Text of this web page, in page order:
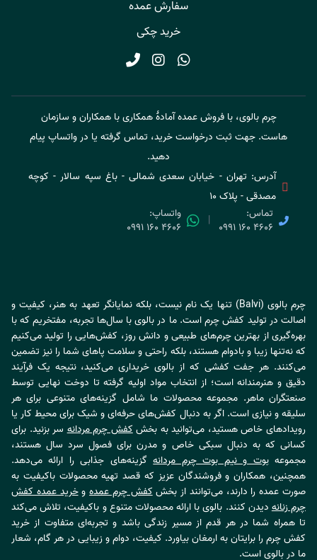
سفارش عمده
خرید چکی
چرم بالوی، با فروش عمده آمادۀ همکاری با همکاران و سازمان
هاست. جهت ثبت درخواست خرید، تماس گرفته یا در واتساپ پیام
دهید.
آدرس: تهران - خیابان سعدی شمالی - باغ سپه سالار - کوچه
مصدقی - پلاک ۱۰
تماس:
۰۹۹۱ ۱۶۰ ۴۶۰۶
|
واتساپ:
۰۹۹۱ ۱۶۰ ۴۶۰۶
چرم بالوی (Balvi) تنها یک نام نیست، بلکه نمایانگر تعهد به هنر، کیفیت و
اصالت در تولید کفش چرم است. ما در بالوی با سال‌ها تجربه، مفتخریم که با
بهره‌گیری از بهترین چرم‌های طبیعی و دانش روز، کفش‌هایی را تولید می‌کنیم
که نه‌تنها زیبا و بادوام هستند، بلکه راحتی و سلامت پاهای شما را نیز تضمین
می‌کنند. هر جفت کفشی که از بالوی خریداری می‌کنید، نتیجه یک فرآیند
دقیق و هنرمندانه است؛ از انتخاب مواد اولیه گرفته تا دوخت نهایی توسط
صنعتگران ماهر. مجموعه محصولات ما شامل گزینه‌های متنوعی برای هر
سلیقه و نیازی است. اگر به دنبال کفش‌های حرفه‌ای و شیک برای محیط کار یا
رویدادهای خاص هستید، می‌توانید به بخشکفش چرم مردانهسر بزنید. برای
کسانی که به دنبال سبکی خاص و مدرن برای فصول سرد سال هستند،
مجموعهبوت و نیم بوت چرم مردانهگزینه‌های جذابی را ارائه می‌دهد.
همچنین، همکاران و فروشندگان عزیز که قصد تهیه محصولات باکیفیت به
صورت عمده را دارند، می‌توانند از بخشکفش چرم عمدهوخرید عمده کفش
چرم زنانهدیدن کنند. بالوی با ارائه محصولات متنوع و باکیفیت، تلاش می‌کند
تا همراه شما در هر قدم از مسیر زندگی باشد و تجربه‌ای متفاوت از خرید
کفش چرم را برایتان به ارمغان بیاورد. کیفیت، دوام و زیبایی در هر گام، شعار
ما در بالوی است.